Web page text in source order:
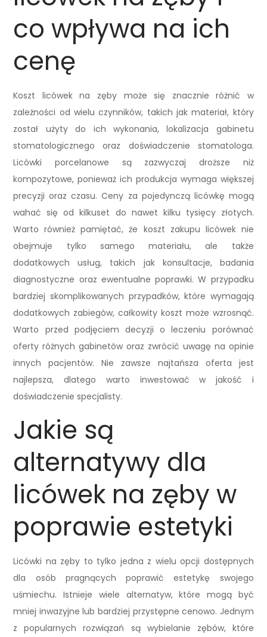
co wpływa na ich
cenę
Koszt licówek na zęby może się znacznie różnić w
zależności od wielu czynników, takich jak materiał, który
został użyty do ich wykonania, lokalizacja gabinetu
stomatologicznego oraz doświadczenie stomatologa.
Licówki porcelanowe są zazwyczaj droższe niż
kompozytowe, ponieważ ich produkcja wymaga większej
precyzji oraz czasu. Ceny za pojedynczą licówkę mogą
wahać się od kilkuset do nawet kilku tysięcy złotych.
Warto również pamiętać, że koszt zakupu licówek nie
obejmuje tylko samego materiału, ale także
dodatkowych usług, takich jak konsultacje, badania
diagnostyczne oraz ewentualne poprawki. W przypadku
bardziej skomplikowanych przypadków, które wymagają
dodatkowych zabiegów, całkowity koszt może wzrosnąć.
Warto przed podjęciem decyzji o leczeniu porównać
oferty różnych gabinetów oraz zwrócić uwagę na opinie
innych pacjentów. Nie zawsze najtańsza oferta jest
najlepsza, dlatego warto inwestować w jakość i
doświadczenie specjalisty.
Jakie są
alternatywy dla
licówek na zęby w
poprawie estetyki
Licówki na zęby to tylko jedna z wielu opcji dostępnych
dla osób pragnących poprawić estetykę swojego
uśmiechu. Istnieje wiele alternatyw, które mogą być
mniej inwazyjne lub bardziej przystępne cenowo. Jednym
z popularnych rozwiązań są wybielanie zębów, które